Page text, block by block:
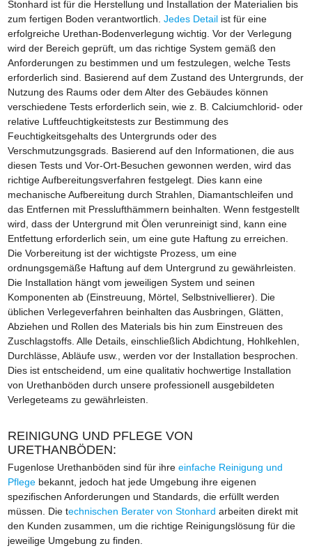
Stonhard ist für die Herstellung und Installation der Materialien bis
zum fertigen Boden verantwortlich.Jedes Detail ist für eine
erfolgreiche Urethan-Bodenverlegung wichtig. Vor der Verlegung
wird der Bereich geprüft, um das richtige System gemäß den
Anforderungen zu bestimmen und um festzulegen, welche Tests
erforderlich sind. Basierend auf dem Zustand des Untergrunds, der
Nutzung des Raums oder dem Alter des Gebäudes können
verschiedene Tests erforderlich sein, wie z. B. Calciumchlorid- oder
relative Luftfeuchtigkeitstests zur Bestimmung des
Feuchtigkeitsgehalts des Untergrunds oder des
Verschmutzungsgrads. Basierend auf den Informationen, die aus
diesen Tests und Vor-Ort-Besuchen gewonnen werden, wird das
richtige Aufbereitungsverfahren festgelegt. Dies kann eine
mechanische Aufbereitung durch Strahlen, Diamantschleifen und
das Entfernen mit Presslufthämmern beinhalten. Wenn festgestellt
wird, dass der Untergrund mit Ölen verunreinigt sind, kann eine
Entfettung erforderlich sein, um eine gute Haftung zu erreichen.
Die Vorbereitung ist der wichtigste Prozess, um eine
ordnungsgemäße Haftung auf dem Untergrund zu gewährleisten.
Die Installation hängt vom jeweiligen System und seinen
Komponenten ab (Einstreuung, Mörtel, Selbstnivellierer). Die
üblichen Verlegeverfahren beinhalten das Ausbringen, Glätten,
Abziehen und Rollen des Materials bis hin zum Einstreuen des
Zuschlagstoffs. Alle Details, einschließlich Abdichtung, Hohlkehlen,
Durchlässe, Abläufe usw., werden vor der Installation besprochen.
Dies ist entscheidend, um eine qualitativ hochwertige Installation
von Urethanböden durch unsere professionell ausgebildeten
Verlegeteams zu gewährleisten.
REINIGUNG UND PFLEGE VON
URETHANBÖDEN:
Fugenlose Urethanböden sind für ihreeinfache Reinigung und
Pflege bekannt, jedoch hat jede Umgebung ihre eigenen
spezifischen Anforderungen und Standards, die erfüllt werden
müssen. Die technischen Berater von Stonhard arbeiten direkt mit
den Kunden zusammen, um die richtige Reinigungslösung für die
jeweilige Umgebung zu finden.